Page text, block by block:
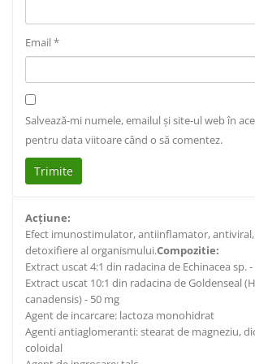
Email*
Salvează-mi numele, emailul și site-ul web în
pentru data viitoare când o să comentez.
Acţiune:
Efect imunostimulator, antiinflamator,
detoxifiere al organismului.Compozitie:
Extract uscat 4:1 din radacina de Echinacea sp.
Extract uscat 10:1 din radacina de Goldenseal
canadensis) - 50 mg
Agent de incarcare: lactoza monohidrat
Agenti antiaglomeranti: stearat de magneziu,
coloidal